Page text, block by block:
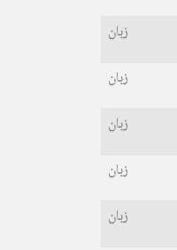
زبان
زبان
زبان
زبان
زبان